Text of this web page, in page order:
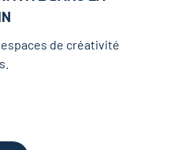
de créativité